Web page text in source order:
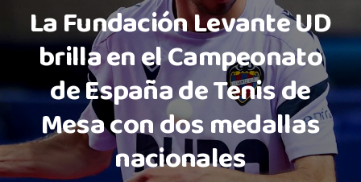
La Fundación Levante UD
brilla en el Campeonato
de España de Tenis de
Mesa con dos medallas
nacionales